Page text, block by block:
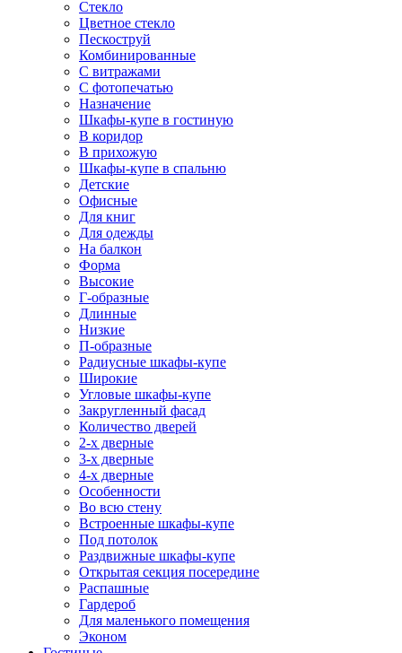
Стекло
Цветное стекло
Пескоструй
Комбинированные
С витражами
С фотопечатью
Назначение
Шкафы-купе в гостиную
В коридор
В прихожую
Шкафы-купе в спальню
Детские
Офисные
Для книг
Для одежды
На балкон
Форма
Высокие
Г-образные
Длинные
Низкие
П-образные
Радиусные шкафы-купе
Широкие
Угловые шкафы-купе
Закругленный фасад
Количество дверей
2-х дверные
3-х дверные
4-х дверные
Особенности
Во всю стену
Встроенные шкафы-купе
Под потолок
Раздвижные шкафы-купе
Открытая секция посередине
Распашные
Гардероб
Для маленького помещения
Эконом